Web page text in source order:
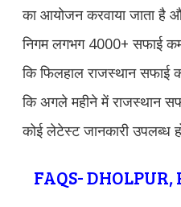
का आयोजन करवाया जाता है
निगम लगभग 4000+ सफाई
कि फिलहाल राजस्थान सफाई
कि अगले महीने में राजस्थान
कोई लेटेस्ट जानकारी
FAQS-